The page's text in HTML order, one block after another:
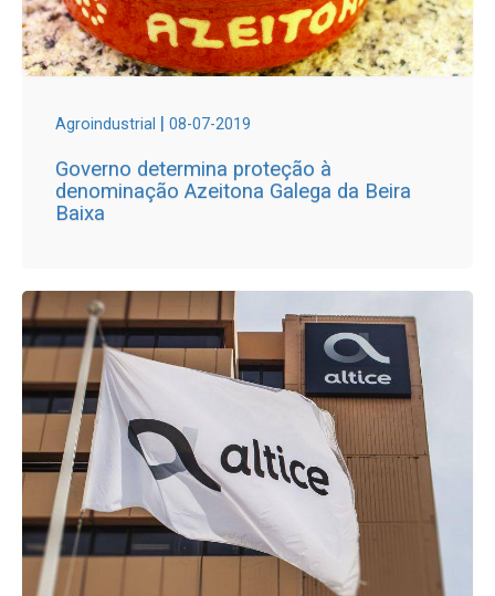
Agroindustrial | 08-07-2019
Governo determina proteção à
denominação Azeitona Galega da Beira
Baixa